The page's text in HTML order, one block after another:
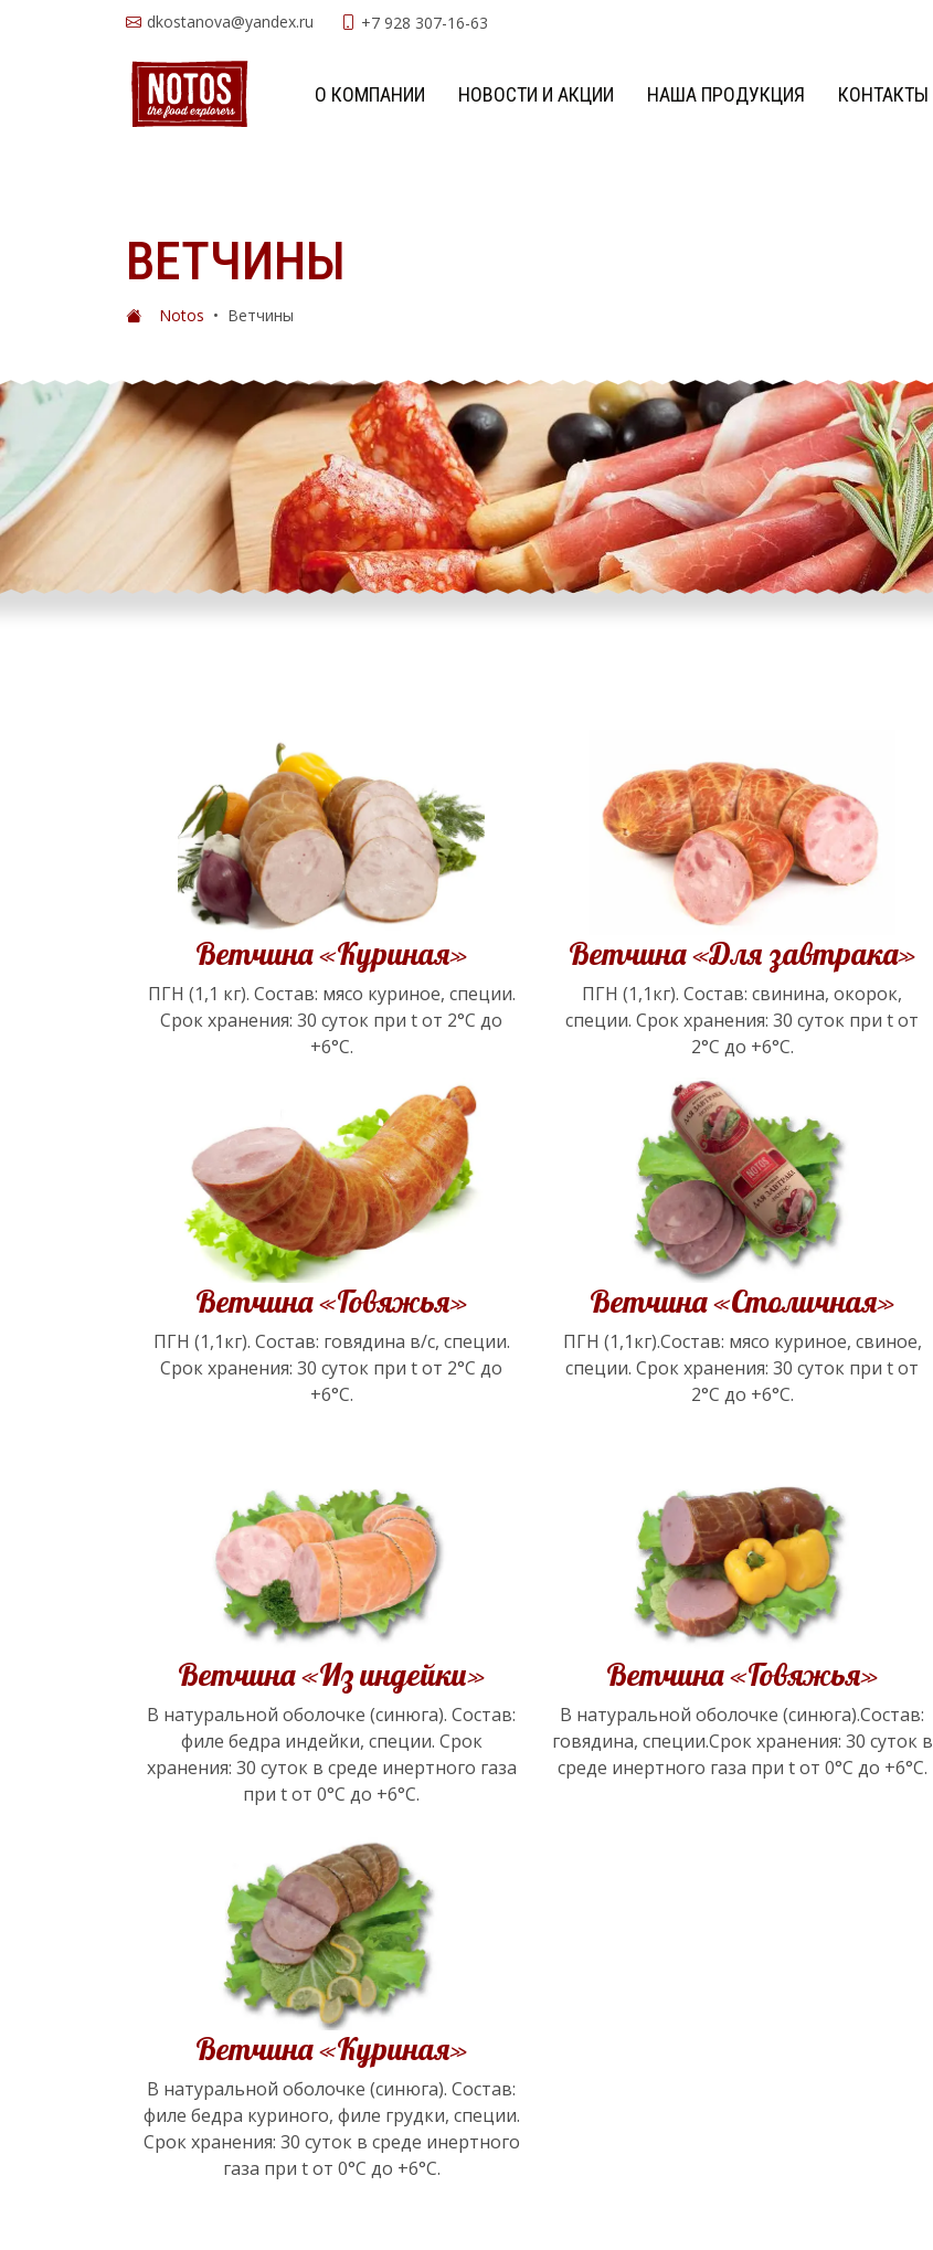
dkostanova@yandex.ru +7 928 307-16-63
О КОМПАНИИ НОВОСТИ И АКЦИИ НАША ПРОДУКЦИЯ КОНТАКТЫ
ВЕТЧИНЫ
Notos • Ветчины
Ветчина «Куриная»
ПГН (1,1 кг). Состав: мясо куриное, специи.
Срок хранения: 30 суток при t от 2°С до
+6°С.
Ветчина «Для завтрака»
ПГН (1,1кг). Состав: свинина, окорок,
специи. Срок хранения: 30 суток при t от
2°С до +6°С.
Ветчина «Говяжья»
ПГН (1,1кг). Состав: говядина в/с, специи.
Срок хранения: 30 суток при t от 2°С до
+6°С.
Ветчина «Столичная»
ПГН (1,1кг).Состав: мясо куриное, свиное,
специи. Срок хранения: 30 суток при t от
2°С до +6°С.
Ветчина «Из индейки»
В натуральной оболочке (синюга). Состав:
филе бедра индейки, специи. Срок
хранения: 30 суток в среде инертного газа
при t от 0°С до +6°С.
Ветчина «Говяжья»
В натуральной оболочке (синюга).Состав:
говядина, специи.Срок хранения: 30 суток в
среде инертного газа при t от 0°С до +6°С.
Ветчина «Куриная»
В натуральной оболочке (синюга). Состав:
филе бедра куриного, филе грудки, специи.
Срок хранения: 30 суток в среде инертного
газа при t от 0°С до +6°С.